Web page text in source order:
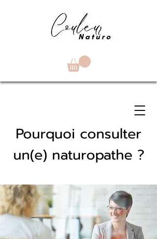
Pourquoi consulter
un(e) naturopathe ?